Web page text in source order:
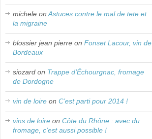
michele onAstuces contre le mal de tete et
la migraine
blossier jean pierre onFonset Lacour, vin de
Bordeaux
siozard on Trappe d’Échourgnac, fromage
de Dordogne
vin de loire onC’est parti pour 2014 !
vins de loire onCôte du Rhône : avec du
fromage, c’est aussi possible !